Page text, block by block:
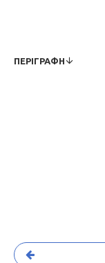
ΠΕΡΙΓΡΑΦΉ